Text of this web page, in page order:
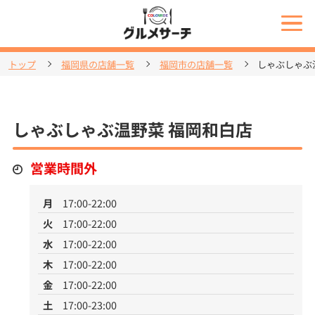
トップ 福岡県の店舗一覧 福岡市の店舗一覧 しゃぶしゃ
しゃぶしゃぶ温野菜 福岡和白店
営業時間外
月
17:00-22:00
火
17:00-22:00
水
17:00-22:00
木
17:00-22:00
金
17:00-22:00
土
17:00-23:00